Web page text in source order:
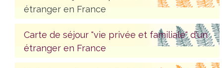
étranger en France
Carte de séjour "vie privée et familiale" d'un
étranger en France